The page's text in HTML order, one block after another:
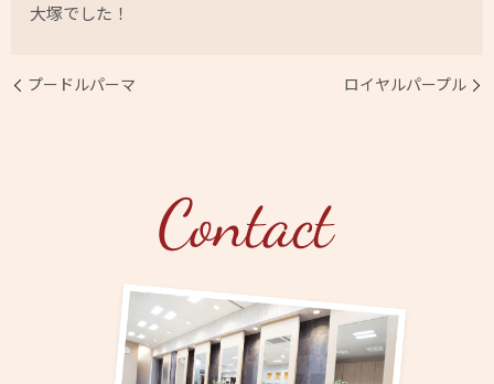
大塚でした！
プードルパーマ ロイヤルパープル